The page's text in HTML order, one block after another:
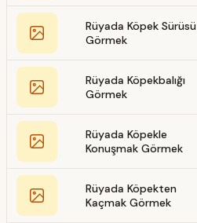
Rüyada Köpek Sürüsü
Görmek
Rüyada Köpekbalığı
Görmek
Rüyada Köpekle
Konuşmak Görmek
Rüyada Köpekten
Kaçmak Görmek